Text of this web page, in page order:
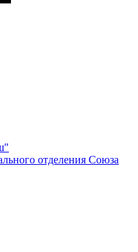
отделения Союза